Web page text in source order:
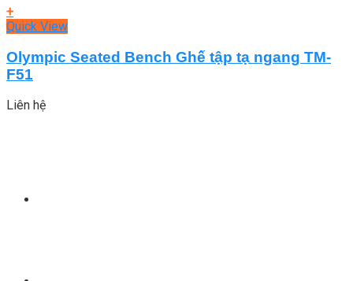
+
Quick View
Olympic Seated Bench Ghế tập tạ ngang TM-
F51
Liên hệ